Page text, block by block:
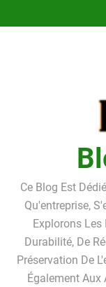
to
bonne foi du
Pourquoi louer un
Ce Blog Est
Qu'entreprise,
Explorons
Durabilité, De
Préservation De
Également